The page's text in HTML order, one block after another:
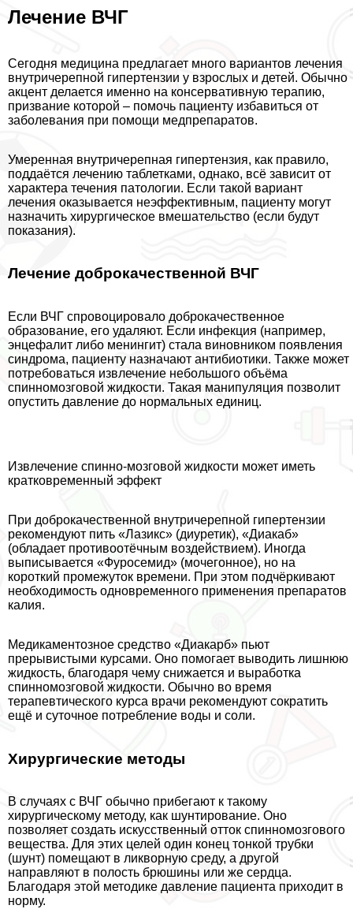
Лечение ВЧГ
Сегодня медицина предлагает много вариантов лечения
внутричерепной гипертензии у взрослых и детей. Обычно
акцент делается именно на консервативную терапию,
призвание которой – помочь пациенту избавиться от
заболевания при помощи медпрепаратов.
Умеренная внутричерепная гипертензия, как правило,
поддаётся лечению таблетками, однако, всё зависит от
хаpaктера течения патологии. Если такой вариант
лечения оказывается неэффективным, пациенту могут
назначить хирургическое вмешательство (если будут
показания).
Лечение доброкачественной ВЧГ
Если ВЧГ спровоцировало доброкачественное
образование, его удаляют. Если инфекция (например,
энцефалит либо менингит) стала виновником появления
синдрома, пациенту назначают антибиотики. Также может
потребоваться извлечение небольшого объёма
спинномозговой жидкости. Такая манипуляция позволит
опустить давление до нормальных единиц.
Извлечение спинно-мозговой жидкости может иметь
кратковременный эффект
При доброкачественной внутричерепной гипертензии
рекомендуют пить «Лазикс» (диуретик), «Диакаб»
(обладает противоотёчным воздействием). Иногда
выписывается «Фуросемид» (мочегонное), но на
короткий промежуток времени. При этом подчёркивают
необходимость одновременного применения препаратов
калия.
Медикаментозное средство «Диакарб» пьют
прерывистыми курсами. Оно помогает выводить лишнюю
жидкость, благодаря чему снижается и выработка
спинномозговой жидкости. Обычно во время
терапевтического курса врачи рекомендуют сократить
ещё и суточное потрeбление воды и соли.
Хирургические методы
В случаях с ВЧГ обычно прибегают к такому
хирургическому методу, как шунтирование. Оно
позволяет создать искусственный отток спинномозгового
вещества. Для этих целей один конец тонкой трубки
(шунт) помещают в ликворную среду, а другой
направляют в полость брюшины или же сердца.
Благодаря этой методике давление пациента приходит в
норму.